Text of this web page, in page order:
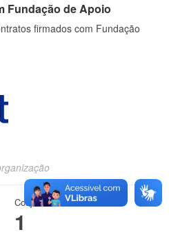
Fundação de Apoio
firmados com Fundação
Conjuntos de dados
1